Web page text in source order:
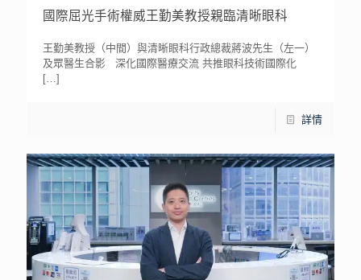
國際屈光手術權威王勤美教授親臨清晰眼科
王勤美教授（中間）與清晰眼科行政總裁蔣波先生（左一）
及眾醫生合影 深化國際醫療交流 共推眼科技術國際化
[…]
詳情